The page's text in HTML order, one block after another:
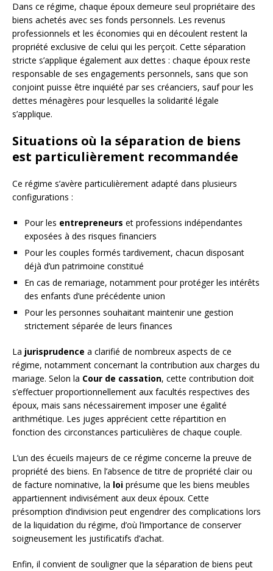
Dans ce régime, chaque époux demeure seul propriétaire des
biens achetés avec ses fonds personnels. Les revenus
professionnels et les économies qui en découlent restent la
propriété exclusive de celui qui les perçoit. Cette séparation
stricte s’applique également aux dettes : chaque époux reste
responsable de ses engagements personnels, sans que son
conjoint puisse être inquiété par ses créanciers, sauf pour les
dettes ménagères pour lesquelles la solidarité légale
s’applique.
Situations où la séparation de biens
est particulièrement recommandée
Ce régime s’avère particulièrement adapté dans plusieurs
configurations :
Pour les entrepreneurs et professions indépendantes
exposées à des risques financiers
Pour les couples formés tardivement, chacun disposant
déjà d’un patrimoine constitué
En cas de remariage, notamment pour protéger les intérêts
des enfants d’une précédente union
Pour les personnes souhaitant maintenir une gestion
strictement séparée de leurs finances
La jurisprudence a clarifié de nombreux aspects de ce
régime, notamment concernant la contribution aux charges du
mariage. Selon la Cour de cassation, cette contribution doit
s’effectuer proportionnellement aux facultés respectives des
époux, mais sans nécessairement imposer une égalité
arithmétique. Les juges apprécient cette répartition en
fonction des circonstances particulières de chaque couple.
L’un des écueils majeurs de ce régime concerne la preuve de
propriété des biens. En l’absence de titre de propriété clair ou
de facture nominative, la loi présume que les biens meubles
appartiennent indivisément aux deux époux. Cette
présomption d’indivision peut engendrer des complications lors
de la liquidation du régime, d’où l’importance de conserver
soigneusement les justificatifs d’achat.
Enfin, il convient de souligner que la séparation de biens peut